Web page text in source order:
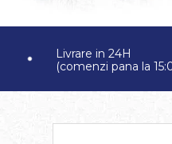
in limba
de societate
Livrare in 24H
(comenzi pana la